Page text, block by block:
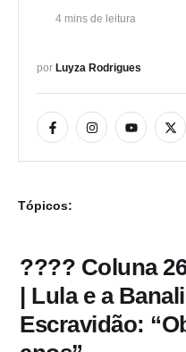
4 mins de leitura
por Luyza Rodrigues
Tópicos:
???? Coluna
| Lula e a
Escravidão: